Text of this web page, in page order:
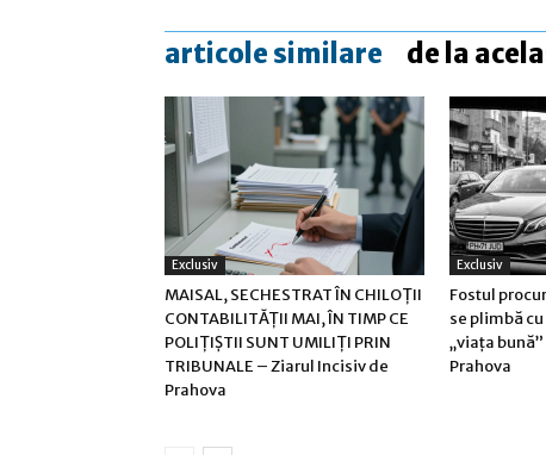
articole similare de la
Exclusiv
MAISAL, SECHESTRAT ÎN CHILOȚII
CONTABILITĂȚII MAI, ÎN TIMP CE
POLIȚIȘTII SUNT UMILIȚI PRIN
TRIBUNALE – Ziarul Incisiv de
Prahova
Exclusiv
Fostul
se plimbă
„viața
Prahova